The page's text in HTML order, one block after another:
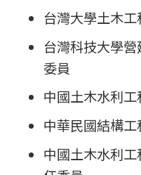
台灣大學土木
台灣科技大學
委員
中國土木水利
中華民國結構
中國土木水利